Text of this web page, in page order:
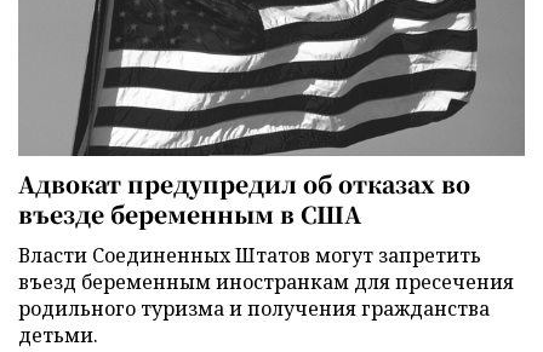
Адвокат предупредил об отказах во
въезде беременным в США
Власти Соединенных Штатов могут запретить
въезд беременным иностранкам для пресечения
родильного туризма и получения гражданства
детьми.